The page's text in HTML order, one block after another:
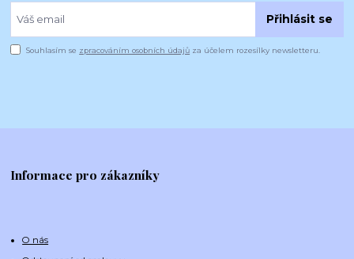
Přihlásit se
Souhlasím se zpracováním osobních údajů za účelem rozesílky newsletteru.
Informace pro zákazníky
O nás